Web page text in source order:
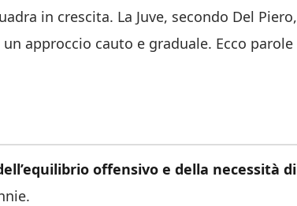
in crescita. La Juve, secondo Del Piero,
approccio cauto e graduale. Ecco parole
offensivo e della necessità di